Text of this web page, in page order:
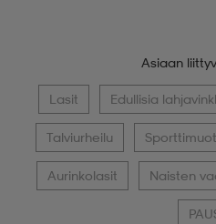
Asiaan
Lasit Edullisia
Talviurheilu
Aurinkolasit Naisten